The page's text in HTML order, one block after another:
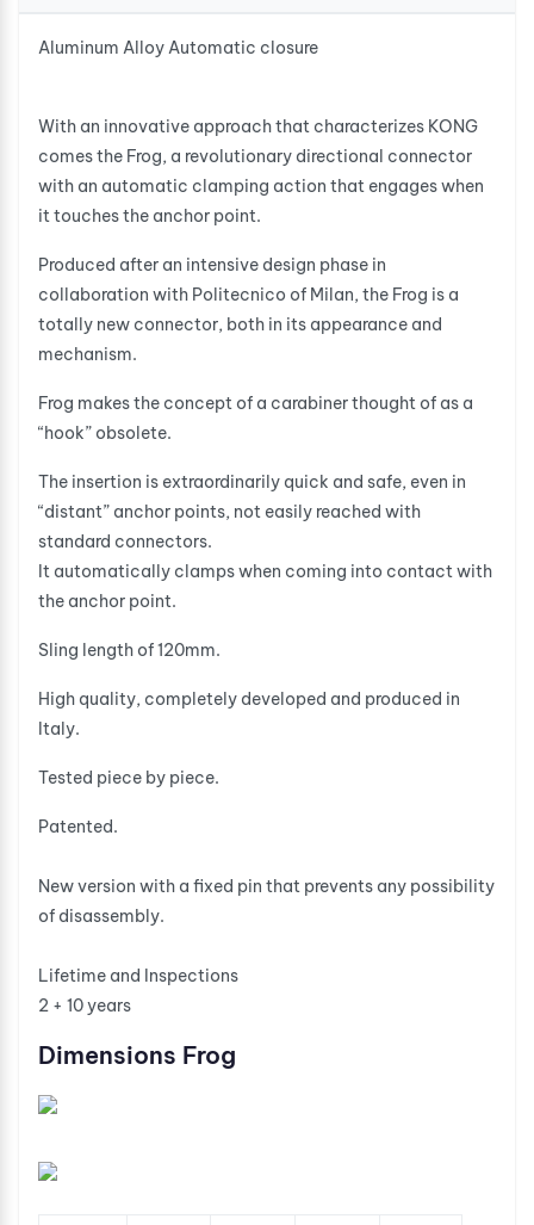
Aluminum Alloy Automatic closure
With an innovative approach that characterizes KONG
comes the Frog, a revolutionary directional connector
with an automatic clamping action that engages when
it touches the anchor point.
Produced after an intensive design phase in
collaboration with Politecnico of Milan, the Frog is a
totally new connector, both in its appearance and
mechanism.
Frog makes the concept of a carabiner thought of as a
“hook” obsolete.
The insertion is extraordinarily quick and safe, even in
“distant” anchor points, not easily reached with
standard connectors.
It automatically clamps when coming into contact with
the anchor point.
Sling length of 120mm.
High quality, completely developed and produced in
Italy.
Tested piece by piece.
Patented.
New version with a fixed pin that prevents any possibility
of disassembly.
Lifetime and Inspections
2 + 10 years
Dimensions Frog